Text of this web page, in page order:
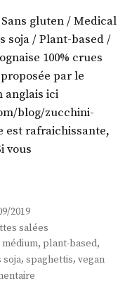
gluten / Medical
soja / Plant-based /
100% crues
par le
anglais ici
blog/zucchini-
est rafraichissante,
vous
2019
salées
, plant-based,
soja, spaghettis, vegan